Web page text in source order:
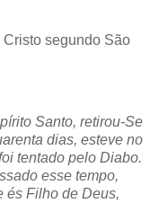
segundo São
Santo, retirou-Se
dias, esteve no
tentado pelo Diabo.
esse tempo,
és Filho de Deus,